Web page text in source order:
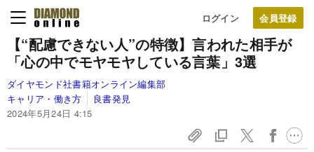
ログイン
【“配慮できない人”の特徴】言われた相手が
「心の中でモヤモヤしている言葉」3選
ダイヤモンド社書籍オンライン編集部
キャリア・働き方
良書発見
2024年5月24日 4:15